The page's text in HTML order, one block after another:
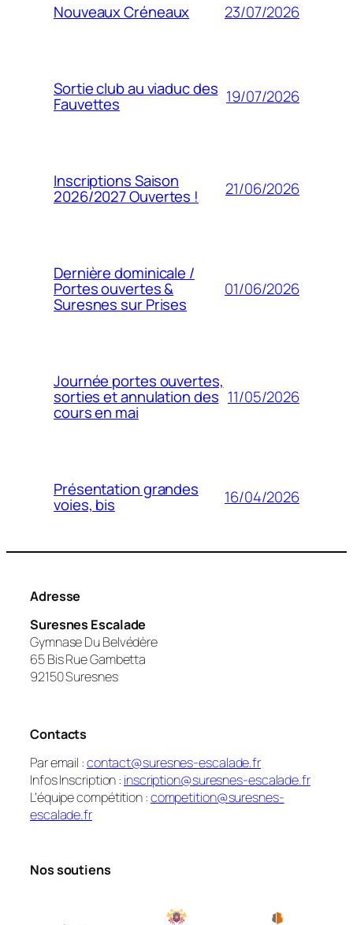
Nouveaux Créneaux 23/07/2026
Sortie club au viaduc des
Fauvettes 19/07/2026
Inscriptions Saison
2026/2027 Ouvertes ! 21/06/2026
Dernière dominicale /
Portes ouvertes &
Suresnes sur Prises
01/06/2026
Journée portes ouvertes,
sorties et annulation des
cours en mai
11/05/2026
Présentation grandes
voies, bis 16/04/2026
Adresse
Suresnes Escalade
Gymnase Du Belvédère
65 Bis Rue Gambetta
92150 Suresnes
Contacts
Par email :contact@suresnes-escalade.fr
Infos Inscription : inscription@suresnes-escalade.fr
L’équipe compétition :competition@suresnes-
escalade.fr
Nos soutiens